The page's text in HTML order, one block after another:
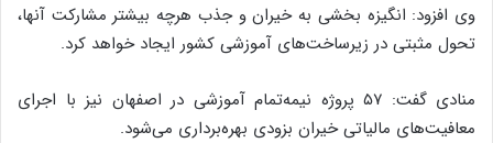
وی افزود: انگیزه بخشی به خیران و جذب هرچه بیشتر مشارکت آنها،
تحول مثبتی در زیرساخت‌های آموزشی کشور ایجاد خواهد کرد.
منادی گفت: ۵۷ پروژه نیمه‌تمام آموزشی در اصفهان نیز با اجرای
معافیت‌های مالیاتی خیران بزودی بهره‌برداری می‌شود.